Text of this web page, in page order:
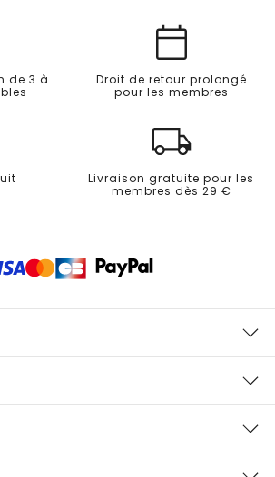
de 3 à
Droit de retour prolongé
pour les membres
Livraison gratuite pour les
membres dès 29 €